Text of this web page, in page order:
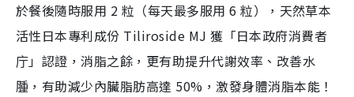
於餐後隨時服用 2 粒（每天最多服用 6 粒），天然草本
活性日本專利成份 Tiliroside MJ 獲「日本政府消費者
庁」認證，消脂之餘，更有助提升代謝效率、改善水
腫，有助減少內臟脂肪高達 50%，激發身體消脂本能！